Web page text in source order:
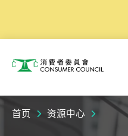
消费者委员会
首页 资源中心